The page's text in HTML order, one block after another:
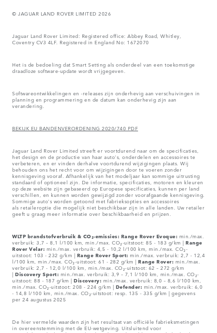
© JAGUAR LAND ROVER LIMITED 2026
Jaguar Land Rover Limited: Registered office: Abbey Road, Whitley,
Coventry CV3 4LF. Registered in England No: 1672070
Het is de bedoeling dat Smart Setting als onderdeel van een toekomstige
draadloze software-update wordt vrijgegeven.
Softwareontwikkelingen en -releases zijn onderhevig aan verschuivingen in
planning en programmering en de datum kan onderhevig zijn aan
verandering.
BEKIJK EU BANDENVERORDENING 2020/740 PDF
Jaguar Land Rover Limited streeft er voortdurend naar om de specificaties,
het design en de productie van haar auto's, onderdelen en accessoires te
verbeteren, en er vinden derhalve voortdurend wijzigingen plaats. Wij
behouden ons het recht voor om wijzigingen door te voeren zonder
kennisgeving vooraf. Afhankelijk van het modeljaar kan sommige uitrusting
standaard of optioneel zijn. De informatie, specificaties, motoren en kleuren
op deze website zijn gebaseerd op Europese specificaties, kunnen per land
verschillen, en kunnen worden gewijzigd zonder voorafgaande kennisgeving.
Sommige auto's worden getoond met fabrieksopties en accessoires
als retaileroptie die mogelijk niet beschikbaar zijn in alle landen. Uw retailer
geeft u graag meer informatie over beschikbaarheid en prijzen.
WLTP brandstofverbruik & CO₂-emissies: Range Rover Evoque: min./max.
verbruik: 3,7 – 8,1 l/100 km, min./max. CO₂-uitstoot: 85 - 183 g/km | Range
Rover Velar: min./max. verbruik: 4,5 - 10,2 l/100 km, min./max. CO₂-
uitstoot: 103 - 232 g/km | Range Rover Sport: min./max. verbruik: 2,7 - 12,4
l/100 km, min./max. CO₂-uitstoot: 61 - 282 g/km | Range Rover: min./max.
verbruik: 2,7 - 12,0 l/100 km, min./max. CO₂-uitstoot: 62 – 272 g/km
| Discovery Sport: min./max. verbruik: 3,9 – 7,1 l/100 km, min./max. CO₂-
uitstoot: 88 - 187 g/km | Discovery: min./max. verbruik: 8,0 – 8,6 l/100 km,
min./max. CO₂-uitstoot: 208 - 224 g/km | Defender: min./max. verbruik: 6,0
- 14,8 l/100 km, min./max. CO₂-uitstoot: resp. 135 - 335 g/km | gegevens
per 24 augustus 2025
De hier vermelde waarden zijn het resultaat van officiële fabrieksmetingen
in overeenstemming met de EU-wetgeving. Uitsluitend voor